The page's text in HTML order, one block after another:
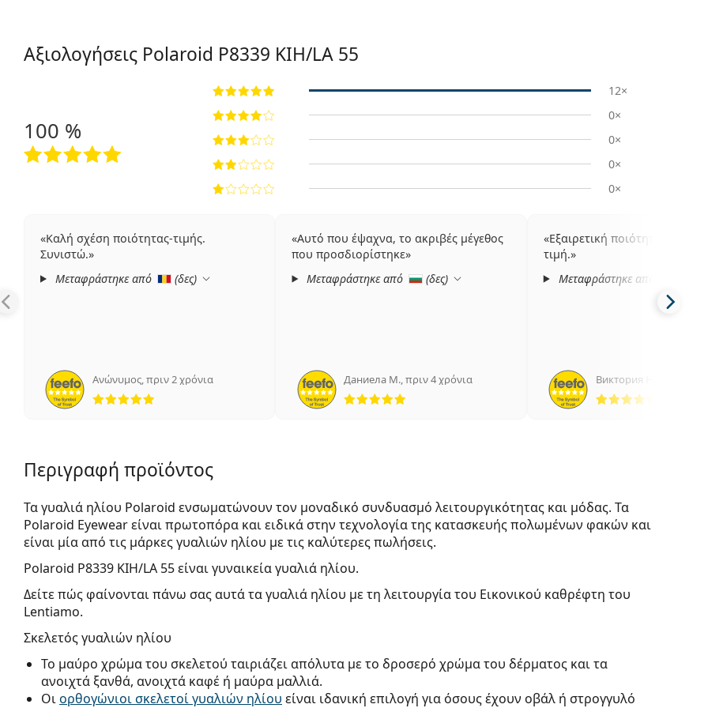
Αξιολογήσεις Polaroid P8339 KIH/LA 55
100 %
12×
0×
0×
0×
0×
Καλή σχέση ποιότητας-τιμής.
Συνιστώ.
Μεταφράστηκε από
(δες)
Ανώνυμος,πριν 2 χρόνια
5 αξιολογήσεις από 5
Αυτό που έψαχνα, το ακριβές μέγεθος
που προσδιορίστηκε
Μεταφράστηκε από
(δες)
Даниела М.,πριν 4 χρόνια
5 αξιολογήσεις από 5
Εξαιρετική ποιότητα σε
τιμή.
Μεταφράστηκε από
Виктория Н.
Περιγραφή προϊόντος
Τα γυαλιά ηλίου Polaroid ενσωματώνουν τον μοναδικό συνδυασμό λειτουργικότητας και μόδας. Τα
Polaroid Eyewear είναι πρωτοπόρα και ειδικά στην τεχνολογία της κατασκευής πολωμένων φακών και
είναι μία από τις μάρκες γυαλιών ηλίου με τις καλύτερες πωλήσεις.
Polaroid P8339 KIH/LA 55είναι γυναικεία γυαλιά ηλίου.
Δείτε πώς φαίνονται πάνω σας αυτά τα γυαλιά ηλίου με τη λειτουργία του Εικονικού καθρέφτη του
Lentiamo.
Σκελετός γυαλιών ηλίου
Το μαύρο χρώμα του σκελετού ταιριάζει απόλυτα με το δροσερό χρώμα του δέρματος και τα
ανοιχτά ξανθά, ανοιχτά καφέ ή μαύρα μαλλιά.
Οιορθογώνιοι σκελετοί γυαλιών ηλίου είναι ιδανική επιλογή για όσους έχουν οβάλ ή στρογγυλό